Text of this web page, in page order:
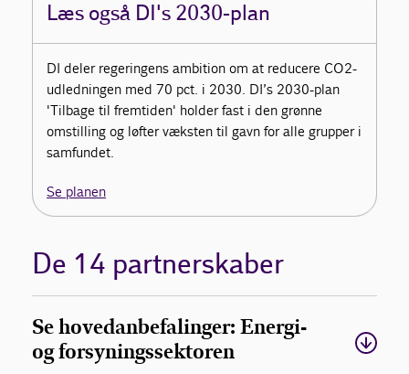
Læs også DI's 2030-plan
DI deler regeringens ambition om at reducere CO2-
udledningen med 70 pct. i 2030. DI’s 2030-plan
'Tilbage til fremtiden' holder fast i den grønne
omstilling og løfter væksten til gavn for alle grupper i
samfundet.
Se planen
De 14 partnerskaber
Se hovedanbefalinger: Energi-
og forsyningssektoren